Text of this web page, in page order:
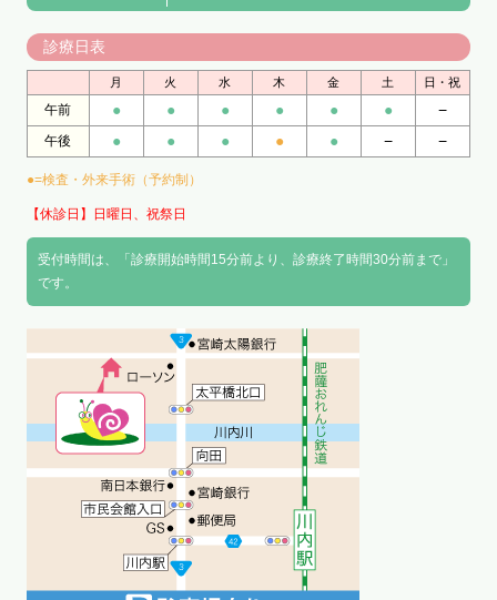
診療日表
月 火 水 木 金 土 日・祝
午前 ● ● ● ● ● ● −
午後 ● ● ● ● ● − −
●=検査・外来手術（予約制）
【休診日】日曜日、祝祭日
受付時間は、「診療開始時間15分前より、診療終了時間30分前まで」
です。